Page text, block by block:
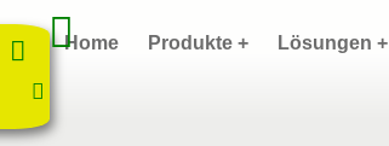
Home Produkte + Lösungen +